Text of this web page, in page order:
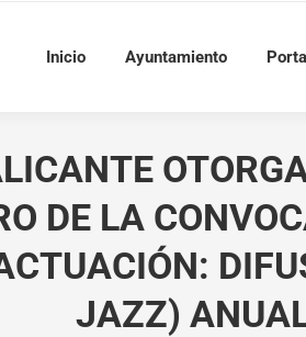
Inicio Ayuntamiento
DE LA
JAZZ)